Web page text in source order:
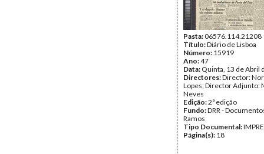
Pasta:06576.114.21208
Título:Diário de Lisboa
Número: 15919
Ano:47
Data: Quinta, 13 de Abril
Directores:Director:
Lopes; Director Adjunto:
Neves
Edição:2ª edição
Fundo:DRR -
Ramos
Tipo Documental:
Página(s): 18